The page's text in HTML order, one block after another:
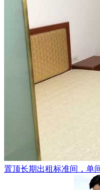
置顶长期出租标准间，单